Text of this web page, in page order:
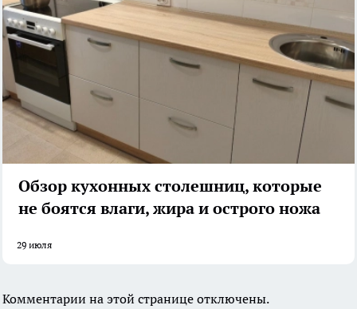
Обзор кухонных столешниц, которые
не боятся влаги, жира и острого ножа
29 июля
Комментарии на этой странице отключены.